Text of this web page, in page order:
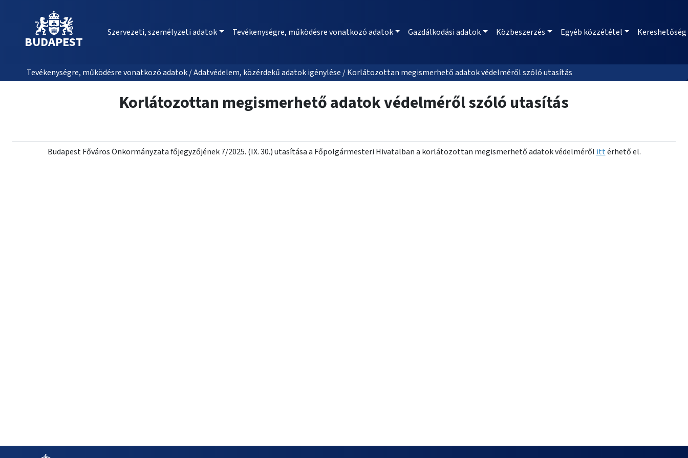
BUDAPEST
Szervezeti, személyzeti adatok Tevékenységre, működésre vonatkozó adatok Gazdálkodási adatok Közbeszerzés Egyéb közzététel Kereshetőség
Tevékenységre, működésre vonatkozó adatok / Adatvédelem, közérdekű adatok igénylése / Korlátozottan megismerhető adatok védelméről szóló utasítás
Korlátozottan megismerhető adatok védelméről szóló utasítás
Budapest Főváros Önkormányzata főjegyzőjének 7/2025. (IX. 30.) utasítása a Főpolgármesteri Hivatalban a korlátozottan megismerhető adatok védelméről ittérhető el.